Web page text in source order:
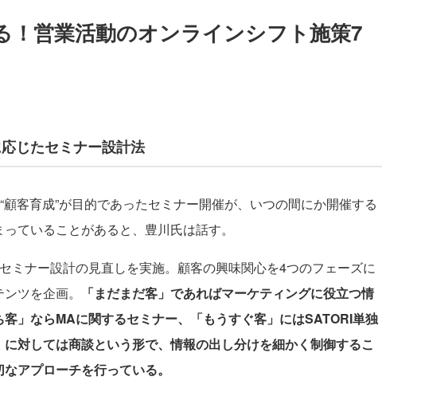
！営業活動のオンラインシフト施策7
じたセミナー設計法
顧客育成”が目的であったセミナー開催が、いつの間にか開催する
ていることがあると、豊川氏は話す。
ミナー設計の見直しを実施。顧客の興味関心を4つのフェーズに
ツを企画。
「まだまだ客」であればマーケティングに役立つ情
」ならMAに関するセミナー、「もうすぐ客」にはSATORI単独
対しては商談という形で、情報の出し分けを細かく制御するこ
アプローチを行っている。